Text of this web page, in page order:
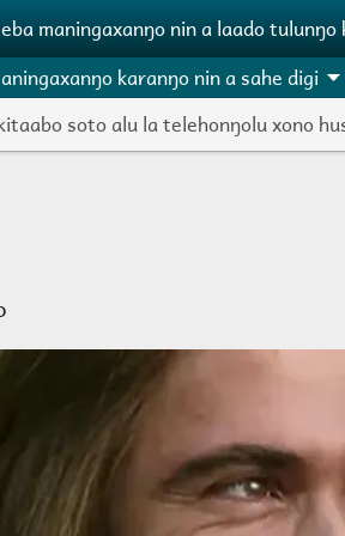
maningaxanŋo nin a laado tulunŋo
soto alu la telehonŋolu xono
karanŋo nin a sahe digi